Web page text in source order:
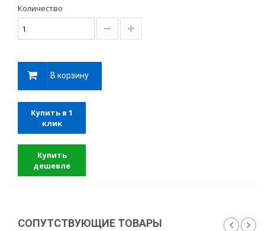
Количество
В корзину
Купить в 1
клик
Купить
дешевле
СОПУТСТВУЮЩИЕ ТОВАРЫ